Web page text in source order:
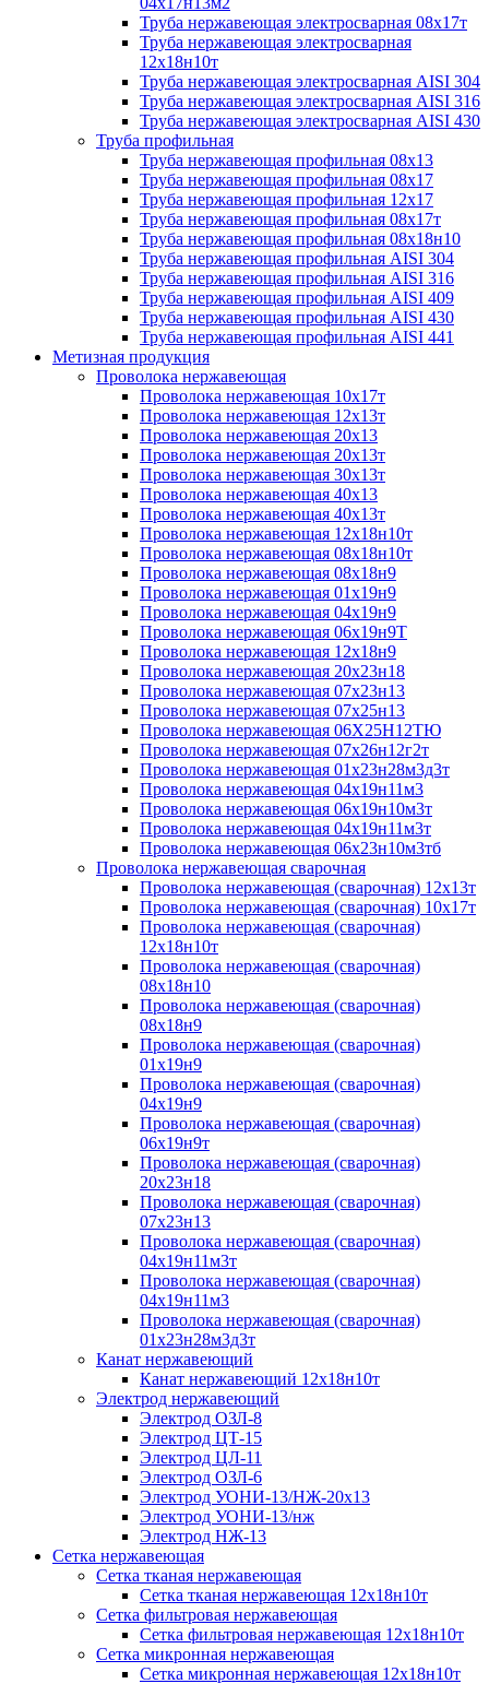
Труба нержавеющая электросварная 08х17т
Труба нержавеющая электросварная
12х18н10т
Труба нержавеющая электросварная AISI 304
Труба нержавеющая электросварная AISI 316
Труба нержавеющая электросварная AISI 430
Труба профильная
Труба нержавеющая профильная 08х13
Труба нержавеющая профильная 08х17
Труба нержавеющая профильная 12х17
Труба нержавеющая профильная 08х17т
Труба нержавеющая профильная 08х18н10
Труба нержавеющая профильная AISI 304
Труба нержавеющая профильная AISI 316
Труба нержавеющая профильная AISI 409
Труба нержавеющая профильная AISI 430
Труба нержавеющая профильная AISI 441
Метизная продукция
Проволока нержавеющая
Проволока нержавеющая 10х17т
Проволока нержавеющая 12х13т
Проволока нержавеющая 20х13
Проволока нержавеющая 20х13т
Проволока нержавеющая 30х13т
Проволока нержавеющая 40х13
Проволока нержавеющая 40х13т
Проволока нержавеющая 12х18н10т
Проволока нержавеющая 08х18н10т
Проволока нержавеющая 08х18н9
Проволока нержавеющая 01х19н9
Проволока нержавеющая 04х19н9
Проволока нержавеющая 06х19н9Т
Проволока нержавеющая 12х18н9
Проволока нержавеющая 20х23н18
Проволока нержавеющая 07х23н13
Проволока нержавеющая 07х25н13
Проволока нержавеющая 06Х25Н12ТЮ
Проволока нержавеющая 07х26н12г2т
Проволока нержавеющая 01х23н28м3д3т
Проволока нержавеющая 04х19н11м3
Проволока нержавеющая 06х19н10м3т
Проволока нержавеющая 04х19н11м3т
Проволока нержавеющая 06х23н10м3тб
Проволока нержавеющая сварочная
Проволока нержавеющая (сварочная) 12х13т
Проволока нержавеющая (сварочная) 10х17т
Проволока нержавеющая (сварочная)
12х18н10т
Проволока нержавеющая (сварочная)
08х18н10
Проволока нержавеющая (сварочная)
08х18н9
Проволока нержавеющая (сварочная)
01х19н9
Проволока нержавеющая (сварочная)
04х19н9
Проволока нержавеющая (сварочная)
06х19н9т
Проволока нержавеющая (сварочная)
20х23н18
Проволока нержавеющая (сварочная)
07х23н13
Проволока нержавеющая (сварочная)
04х19н11м3т
Проволока нержавеющая (сварочная)
04х19н11м3
Проволока нержавеющая (сварочная)
01х23н28м3д3т
Канат нержавеющий
Канат нержавеющий 12х18н10т
Электрод нержавеющий
Электрод ОЗЛ-8
Электрод ЦТ-15
Электрод ЦЛ-11
Электрод ОЗЛ-6
Электрод УОНИ-13/НЖ-20х13
Электрод УОНИ-13/нж
Электрод НЖ-13
Сетка нержавеющая
Сетка тканая нержавеющая
Сетка тканая нержавеющая 12х18н10т
Сетка фильтровая нержавеющая
Сетка фильтровая нержавеющая 12х18н10т
Сетка микронная нержавеющая
Сетка микронная нержавеющая 12х18н10т